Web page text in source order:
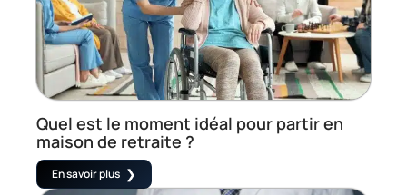
Quel est le moment idéal pour partir en
maison de retraite ?
En savoir plus